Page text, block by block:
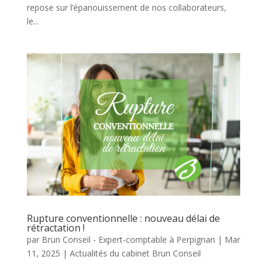
repose sur l’épanouissement de nos collaborateurs,
le...
Rupture conventionnelle : nouveau délai de
rétractation !
par Brun Conseil - Expert-comptable à Perpignan | Mar
11, 2025 | Actualités du cabinet Brun Conseil